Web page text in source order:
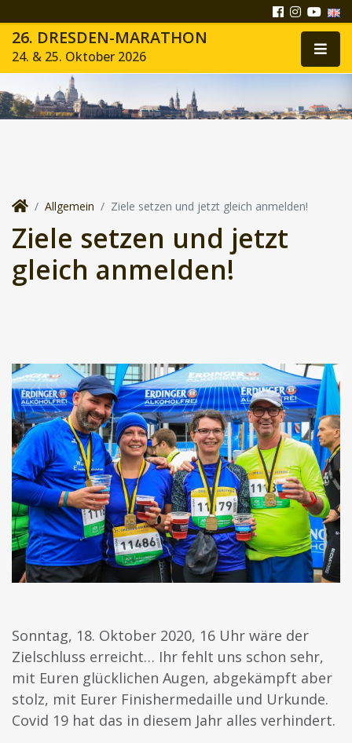
26. DRESDEN-MARATHON
24. & 25. Oktober 2026
Allgemein Ziele setzen und jetzt gleich anmelden!
Ziele setzen und jetzt
gleich anmelden!
Sonntag, 18. Oktober 2020, 16 Uhr wäre der
Zielschluss erreicht… Ihr fehlt uns schon sehr,
mit Euren glücklichen Augen, abgekämpft aber
stolz, mit Eurer Finishermedaille und Urkunde.
Covid 19 hat das in diesem Jahr alles verhindert.